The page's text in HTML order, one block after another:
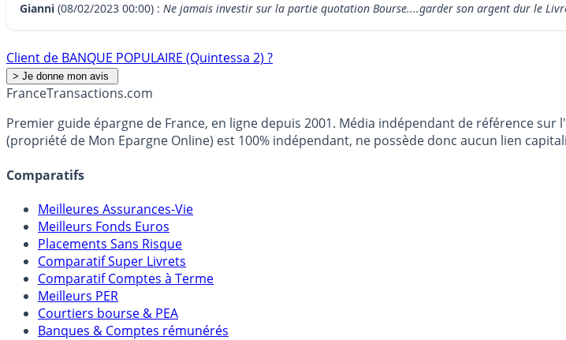
Gianni (08/02/2023 00:00) : Ne jamais investir sur la partie quotation Bourse....garder son argent dur le
Client de BANQUE POPULAIRE (Quintessa 2) ?
FranceTransactions.com
Premier guide épargne de France, en ligne depuis 2001. Média indépendant de référence
(propriété de Mon Epargne Online) est 100% indépendant, ne possède donc aucun lien
Comparatifs
Meilleures Assurances-Vie
Meilleurs Fonds Euros
Placements Sans Risque
Comparatif Super Livrets
Comparatif Comptes à Terme
Meilleurs PER
Courtiers bourse & PEA
Banques & Comptes rémunérés